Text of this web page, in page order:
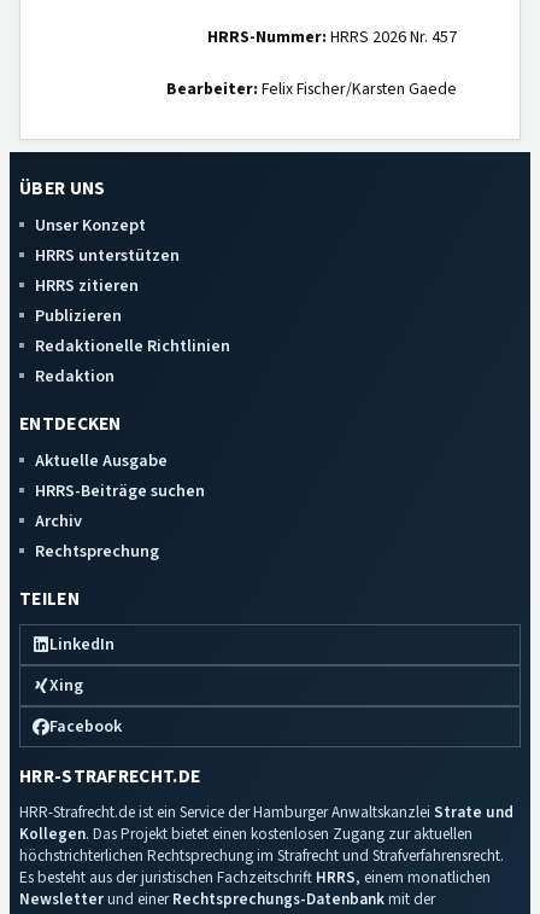
HRRS-Nummer: HRRS 2026 Nr. 457
Bearbeiter: Felix Fischer/Karsten Gaede
ÜBER UNS
Unser Konzept
HRRS unterstützen
HRRS zitieren
Publizieren
Redaktionelle Richtlinien
Redaktion
ENTDECKEN
Aktuelle Ausgabe
HRRS-Beiträge suchen
Archiv
Rechtsprechung
TEILEN
LinkedIn
Xing
Facebook
HRR-STRAFRECHT.DE
HRR-Strafrecht.de ist ein Service der Hamburger Anwaltskanzlei Strate und
Kollegen. Das Projekt bietet einen kostenlosen Zugang zur aktuellen
höchstrichterlichen Rechtsprechung im Strafrecht und Strafverfahrensrecht.
Es besteht aus der juristischen Fachzeitschrift HRRS, einem monatlichen
Newsletterund einerRechtsprechungs-Datenbankmit der